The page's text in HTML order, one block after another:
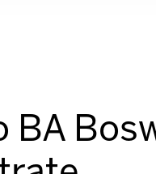
BA